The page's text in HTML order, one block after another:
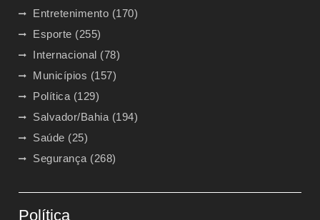
Entretenimento (170)
Esporte (255)
Internacional (78)
Municípios (157)
Política (129)
Salvador/Bahia (194)
Saúde (25)
Segurança (268)
Política